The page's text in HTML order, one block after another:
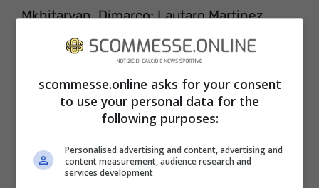
Mkhitaryan, Dimarco; Lautaro Martinez,
Dzeko. All. S. Inzaghi
Milan (4-2-3-1):Tatarusanu; Calabria, Kjaer,
Kalulu, Theo Hernandez; Krunic, Tonali;
All. Pioli
scommesse.online asks for your consent
to use your personal data for the
following purposes:
Personalised advertising and content, advertising and
content measurement, audience research and
services development